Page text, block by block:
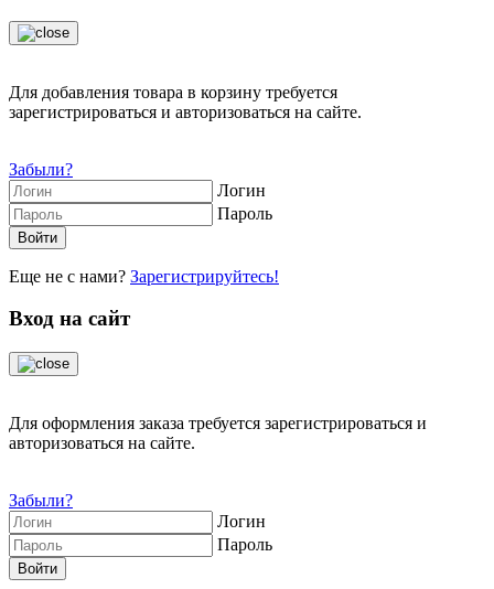
Для добавления товара в корзину требуется
зарегистрироваться и авторизоваться на сайте.
Забыли?
Логин
Пароль
Еще не с нами? Зарегистрируйтесь!
Вход на сайт
Для оформления заказа требуется зарегистрироваться и
авторизоваться на сайте.
Забыли?
Логин
Пароль